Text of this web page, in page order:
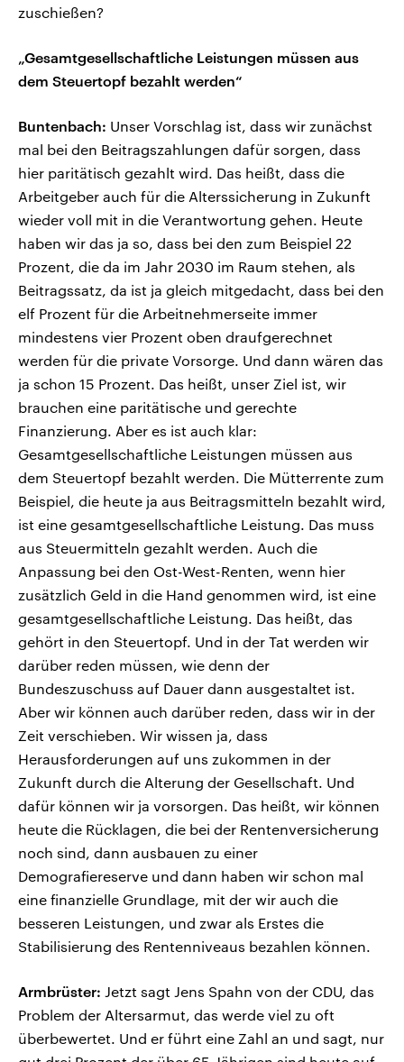
zuschießen?
„Gesamtgesellschaftliche Leistungen müssen aus
dem Steuertopf bezahlt werden“
Buntenbach: Unser Vorschlag ist, dass wir zunächst
mal bei den Beitragszahlungen dafür sorgen, dass
hier paritätisch gezahlt wird. Das heißt, dass die
Arbeitgeber auch für die Alterssicherung in Zukunft
wieder voll mit in die Verantwortung gehen. Heute
haben wir das ja so, dass bei den zum Beispiel 22
Prozent, die da im Jahr 2030 im Raum stehen, als
Beitragssatz, da ist ja gleich mitgedacht, dass bei den
elf Prozent für die Arbeitnehmerseite immer
mindestens vier Prozent oben draufgerechnet
werden für die private Vorsorge. Und dann wären das
ja schon 15 Prozent. Das heißt, unser Ziel ist, wir
brauchen eine paritätische und gerechte
Finanzierung. Aber es ist auch klar:
Gesamtgesellschaftliche Leistungen müssen aus
dem Steuertopf bezahlt werden. Die Mütterrente zum
Beispiel, die heute ja aus Beitragsmitteln bezahlt wird,
ist eine gesamtgesellschaftliche Leistung. Das muss
aus Steuermitteln gezahlt werden. Auch die
Anpassung bei den Ost-West-Renten, wenn hier
zusätzlich Geld in die Hand genommen wird, ist eine
gesamtgesellschaftliche Leistung. Das heißt, das
gehört in den Steuertopf. Und in der Tat werden wir
darüber reden müssen, wie denn der
Bundeszuschuss auf Dauer dann ausgestaltet ist.
Aber wir können auch darüber reden, dass wir in der
Zeit verschieben. Wir wissen ja, dass
Herausforderungen auf uns zukommen in der
Zukunft durch die Alterung der Gesellschaft. Und
dafür können wir ja vorsorgen. Das heißt, wir können
heute die Rücklagen, die bei der Rentenversicherung
noch sind, dann ausbauen zu einer
Demografiereserve und dann haben wir schon mal
eine finanzielle Grundlage, mit der wir auch die
besseren Leistungen, und zwar als Erstes die
Stabilisierung des Rentenniveaus bezahlen können.
Armbrüster: Jetzt sagt Jens Spahn von der CDU, das
Problem der Altersarmut, das werde viel zu oft
überbewertet. Und er führt eine Zahl an und sagt, nur